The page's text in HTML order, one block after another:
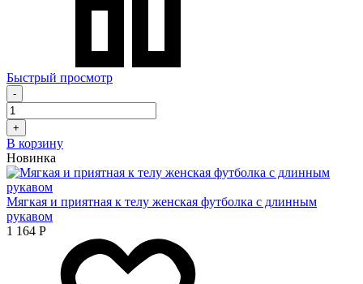
Быстрый просмотр
-
+
В корзину
Новинка
Мягкая и приятная к телу женская футболка с длинным
рукавом
1 164 Р